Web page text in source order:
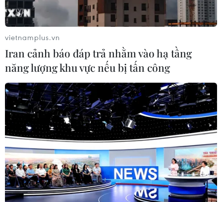
TP Hồ Chí Minh: Khỉ xổng chuồng tấn
công 3 người bị thương
23/09/2025 09:54
Sau khi thoát ra bên ngoài, con khỉ đuôi lợn cắn một bé
trai khoảng 7 tuổi, sau đó tiếp tục tấn công một bé trai 4
tuổi và một thanh niên 18 tuổi ở phường Bình Tân, TP Hồ
Chí Minh.
vietnamplus.vn
Iran cảnh báo đáp trả nhằm vào hạ tầng
năng lượng khu vực nếu bị tấn công